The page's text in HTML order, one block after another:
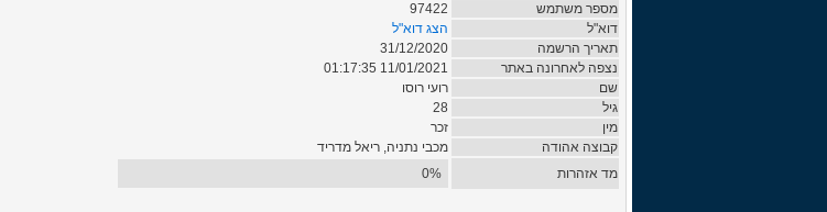
מספר משתמש
97422
דוא"ל
הצג דוא"ל
תאריך הרשמה
31/12/2020
נצפה לאחרונה באתר
11/01/2021 01:17:35
שם
רועי רוסו
גיל
28
מין
זכר
קבוצה אהודה
מכבי נתניה, ריאל מדריד
מד אזהרות
0%